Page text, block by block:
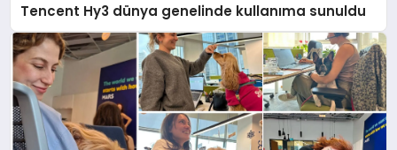
Tencent Hy3 dünya genelinde kullanıma sunuldu